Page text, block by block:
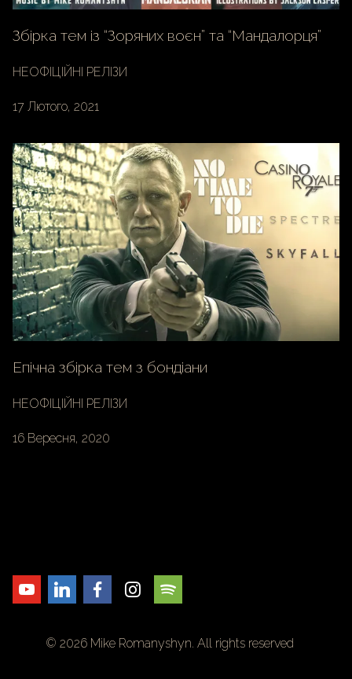
Збірка тем із “Зоряних воєн” та “Мандалорця”
НЕОФІЦІЙНІ РЕЛІЗИ
17 Лютого, 2021
Епічна збірка тем з бондіани
НЕОФІЦІЙНІ РЕЛІЗИ
16 Вересня, 2020
© 2026 Mike Romanyshyn. All rights reserved